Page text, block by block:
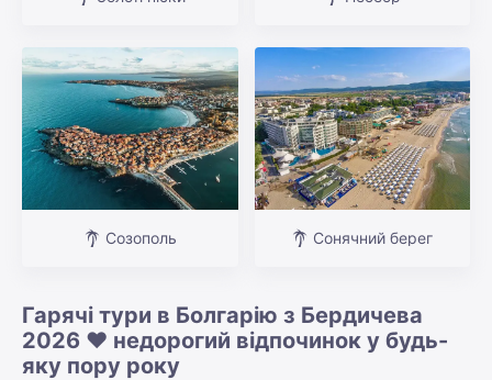
Созополь Сонячний берег
Гарячі тури в Болгарію з Бердичева
2026 ❤️ недорогий відпочинок у будь-
яку пору року